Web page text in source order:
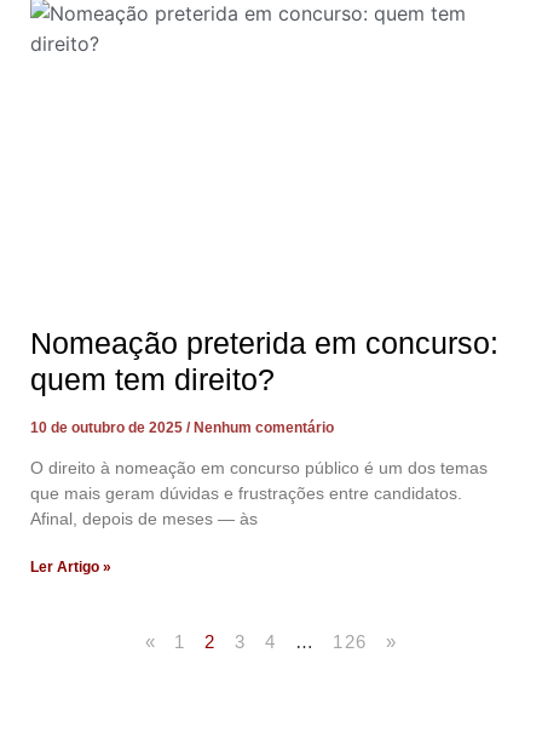
Nomeação preterida em concurso:
quem tem direito?
10 de outubro de 2025 Nenhum comentário
O direito à nomeação em concurso público é um dos temas
que mais geram dúvidas e frustrações entre candidatos.
Afinal, depois de meses — às
Ler Artigo »
« 1 2 3 4 … 126 »